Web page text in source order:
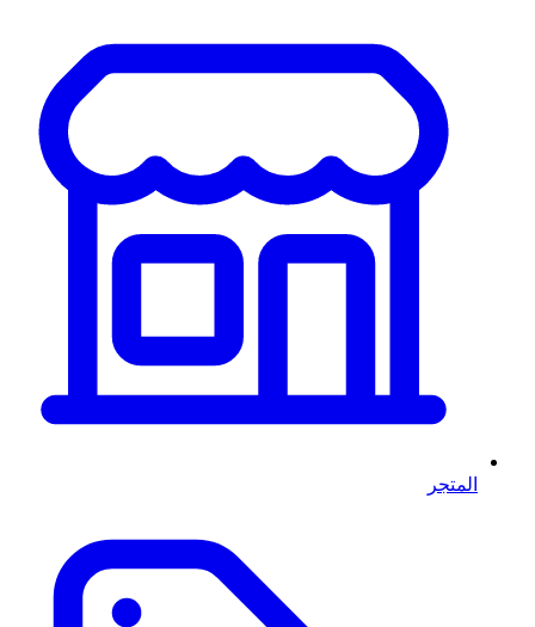
المتجر